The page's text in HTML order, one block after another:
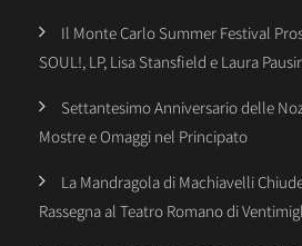
Il Monte Carlo Summer Festival
SOUL!, LP, Lisa Stansfield e Laura
Settantesimo Anniversario delle
Mostre e Omaggi nel Principato
La Mandragola di Machiavelli
Rassegna al Teatro Romano di